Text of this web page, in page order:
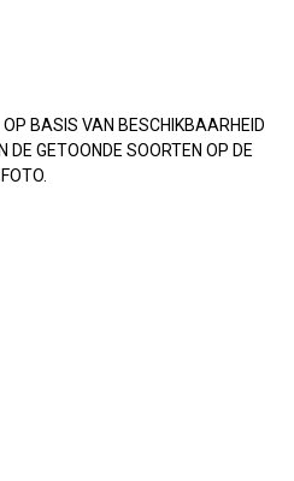
BASIS VAN BESCHIKBAARHEID
DE GETOONDE SOORTEN OP DE
FOTO.